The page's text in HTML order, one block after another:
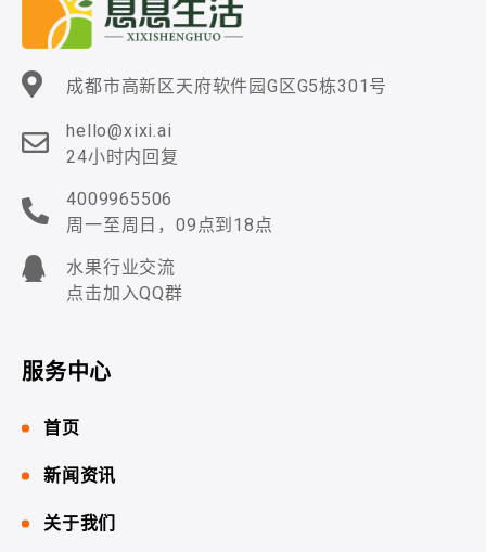
成都市高新区天府软件园G区G5栋301号
hello@xixi.ai
24小时内回复
4009965506
周一至周日，09点到18点
水果行业交流
点击加入QQ群
服务中心
首页
新闻资讯
关于我们